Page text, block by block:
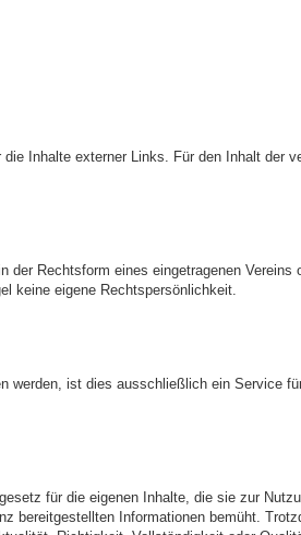
Inhalte externer Links. Für den Inhalt der
Rechtsform eines eingetragenen
keine eigene Rechtspersönlichkeit.
werden, ist dies ausschließlich ein Service
für die eigenen Inhalte, die sie zur
bereitgestellten Informationen bemüht.